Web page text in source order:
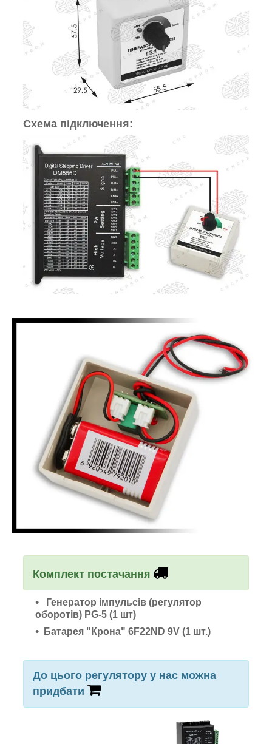
Схема підключення:
Комплект постачання
Генератор імпульсів (регулятор
оборотів) PG-5 (1 шт)
Батарея "Крона" 6F22ND 9V (1 шт.)
До цього регулятору у нас можна
придбати